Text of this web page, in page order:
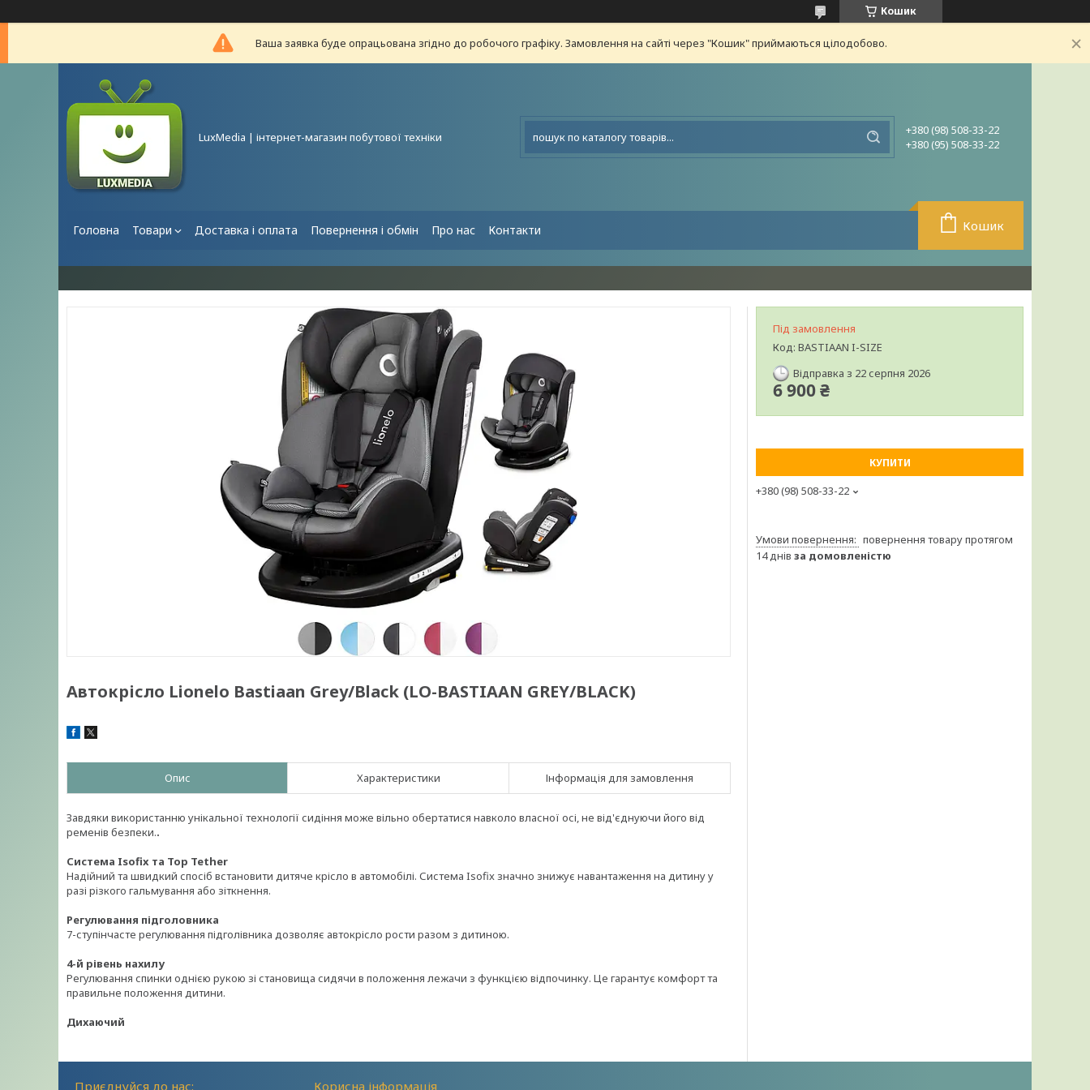
Кошик
Ваша заявка буде опрацьована згідно до робочого графіку. Замовлення на сайті через "Кошик" приймаються цілодобово.
LuxMedia | інтернет-магазин побутової техніки
+380 (98) 508-33-22
+380 (95) 508-33-22
Головна Товари Доставка і оплата Повернення і обмін Про нас Контакти Кошик
Автокрісло Lionelo Bastiaan Grey/Black (LO-BASTIAAN GREY/BLACK)
Опис Характеристики Інформація для замовлення
Завдяки використанню унікальної технології сидіння може вільно обертатися навколо власної осі, не від'єднуючи його від
ременів безпеки..
Система Isofix та Top Tether
Надійний та швидкий спосіб встановити дитяче крісло в автомобілі. Система Isofix значно знижує навантаження на дитину у
разі різкого гальмування або зіткнення.
Регулювання підголовника
7-ступінчасте регулювання підголівника дозволяє автокрісло рости разом з дитиною.
4-й рівень нахилу
Регулювання спинки однією рукою зі становища сидячи в положення лежачи з функцією відпочинку. Це гарантує комфорт та
правильне положення дитини.
Дихаючий
Під замовлення
Код: BASTIAAN I-SIZE
Відправка з 22 серпня 2026
6 900 ₴
КУПИТИ
+380 (98) 508-33-22
повернення товару протягом
14 днів за домовленістю
Приєднуйся до нас: Корисна інформація